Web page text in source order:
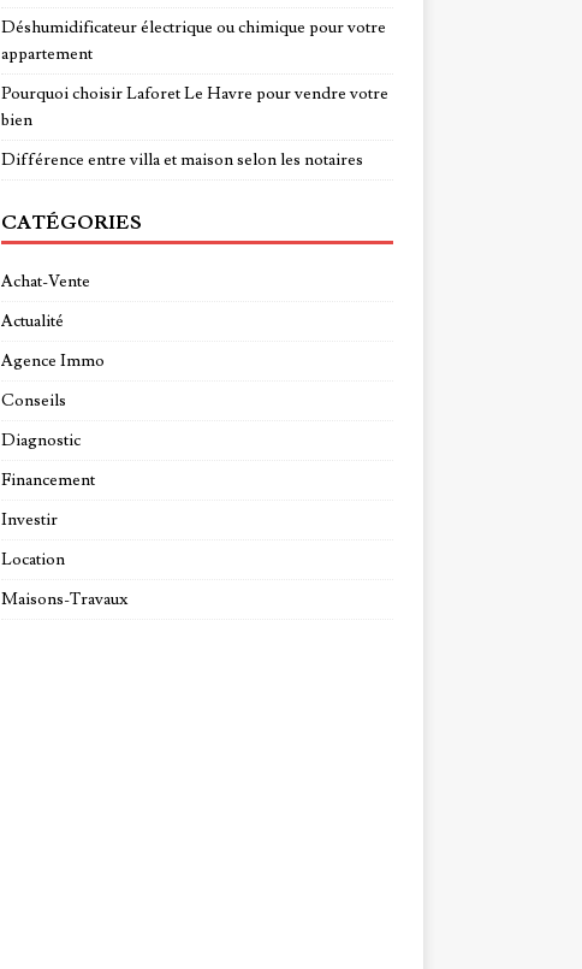
Déshumidificateur électrique ou chimique pour votre
appartement
Pourquoi choisir Laforet Le Havre pour vendre votre
bien
Différence entre villa et maison selon les notaires
CATÉGORIES
Achat-Vente
Actualité
Agence Immo
Conseils
Diagnostic
Financement
Investir
Location
Maisons-Travaux